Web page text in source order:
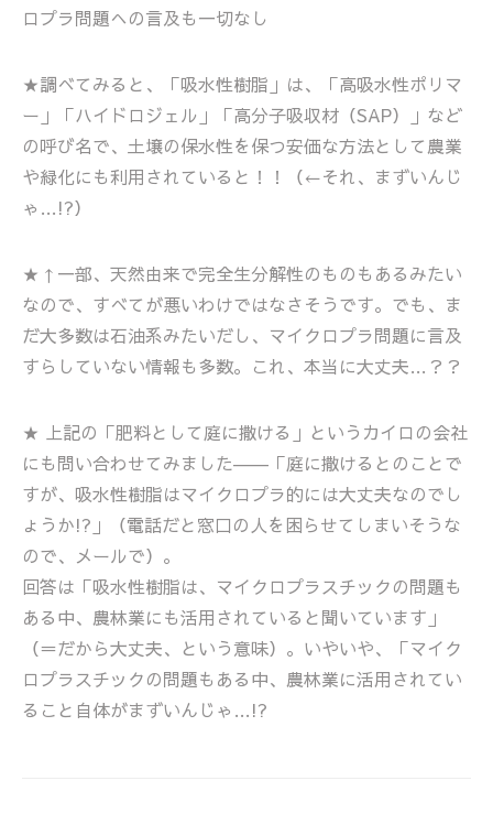
ロプラ問題への言及も一切なし
★調べてみると、「吸水性樹脂」は、「高吸水性ポリマ
ー」「ハイドロジェル」「高分子吸収材（SAP）」など
の呼び名で、土壌の保水性を保つ安価な方法として農業
や緑化にも利用されていると！！（←それ、まずいんじ
ゃ…!?）
★↑一部、天然由来で完全生分解性のものもあるみたい
なので、すべてが悪いわけではなさそうです。でも、ま
だ大多数は石油系みたいだし、マイクロプラ問題に言及
すらしていない情報も多数。これ、本当に大丈夫…？？
★ 上記の「肥料として庭に撒ける」というカイロの会社
にも問い合わせてみました――「庭に撒けるとのことで
すが、吸水性樹脂はマイクロプラ的には大丈夫なのでし
ょうか!?」（電話だと窓口の人を困らせてしまいそうな
ので、メールで）。
回答は「吸水性樹脂は、マイクロプラスチックの問題も
ある中、農林業にも活用されていると聞いています」
（＝だから大丈夫、という意味）。いやいや、「マイク
ロプラスチックの問題もある中、農林業に活用されてい
ること自体がまずいんじゃ…!?